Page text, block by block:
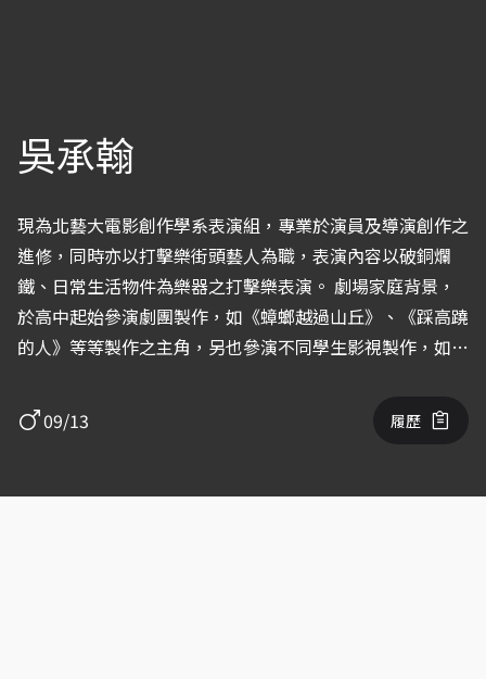
吳承翰
現為北藝大電影創作學系表演組，專業於演員及導演創作之
進修，同時亦以打擊樂街頭藝人為職，表演內容以破銅爛
鐵、日常生活物件為樂器之打擊樂表演。 劇場家庭背景，
於高中起始參演劇團製作，如《蟑螂越過山丘》、《踩高蹺
的人》等等製作之主角，另也參演不同學生影視製作，如
09/13
履歷